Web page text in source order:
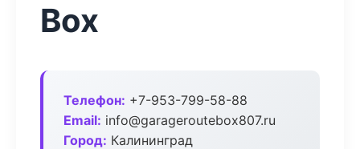
Box
Телефон: +7-953-799-58-88
Email: info@garageroutebox807.ru
Город: Калининград